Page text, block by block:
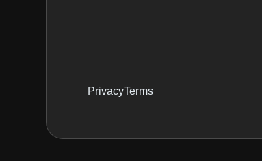
PrivacyTerms